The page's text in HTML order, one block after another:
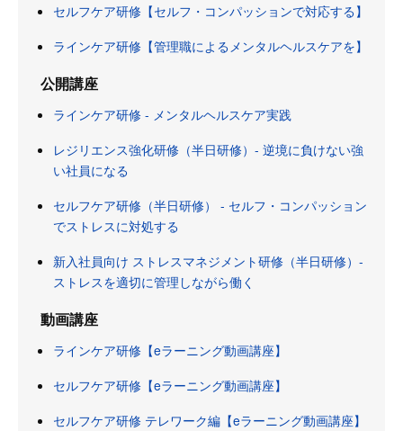
セルフケア研修【セルフ・コンパッションで対応する】
ラインケア研修【管理職によるメンタルヘルスケアを】
公開講座
ラインケア研修 - メンタルヘルスケア実践
レジリエンス強化研修（半日研修）- 逆境に負けない強
い社員になる
セルフケア研修（半日研修） - セルフ・コンパッション
でストレスに対処する
新入社員向け ストレスマネジメント研修（半日研修）-
ストレスを適切に管理しながら働く
動画講座
ラインケア研修【eラーニング動画講座】
セルフケア研修【eラーニング動画講座】
セルフケア研修 テレワーク編【eラーニング動画講座】